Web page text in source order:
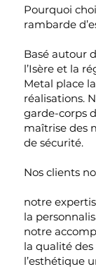
Pourquoi
rambarde
Basé autour
l’Isère et la
Metal place
réalisations.
garde-corps
maîtrise des
de sécurité.
Nos clients
notre
la
notre
la qualité
l’esthétique